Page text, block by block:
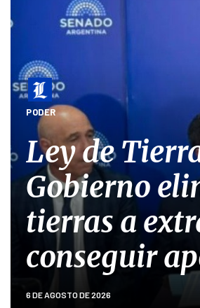
PODER
Ley de
Gobierno
tierras a
conseguir
6 DE AGOSTO DE 2026